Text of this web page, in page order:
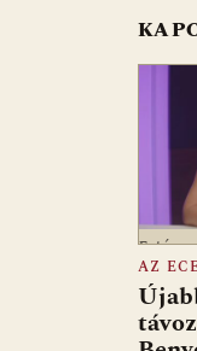
Fotó:
AZ